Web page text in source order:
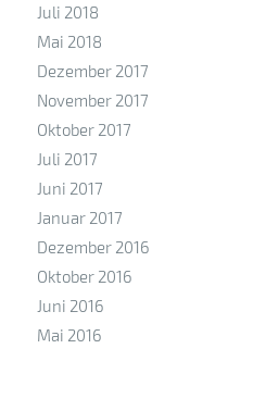
Juli 2018
Mai 2018
Dezember 2017
November 2017
Oktober 2017
Juli 2017
Juni 2017
Januar 2017
Dezember 2016
Oktober 2016
Juni 2016
Mai 2016